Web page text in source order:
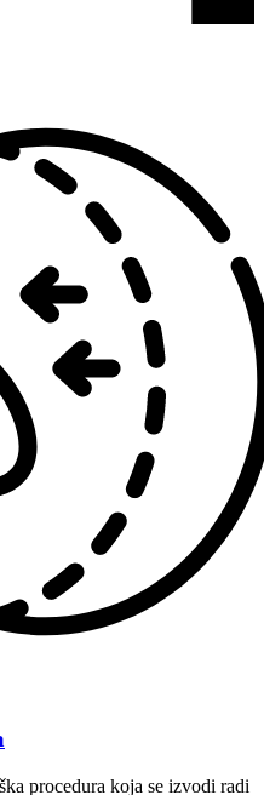
procedura koja se izvodi radi